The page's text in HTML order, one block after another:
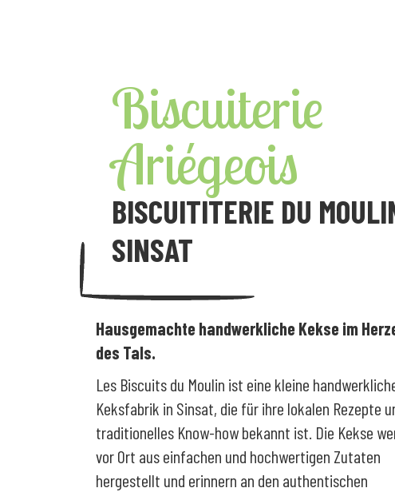
Biscuiterie
Ariégeois
BISCUITITERIE DU
SINSAT
Hausgemachte handwerkliche Kekse im
des Tals.
Les Biscuits du Moulin ist eine kleine
Keksfabrik in Sinsat, die für ihre lokalen Rezepte
traditionelles Know-how bekannt ist. Die Kekse
vor Ort aus einfachen und hochwertigen Zutaten
hergestellt und erinnern an den authentischen